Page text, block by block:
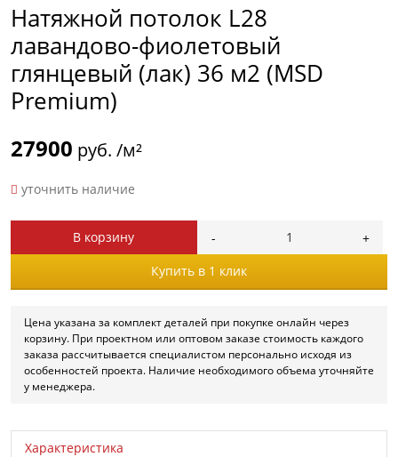
Натяжной потолок L28
лавандово-фиолетовый
глянцевый (лак) 36 м2 (MSD
Premium)
27900 руб. /м²
уточнить наличие
В корзину
Купить в 1 клик
Цена указана за комплект деталей при покупке онлайн через
корзину. При проектном или оптовом заказе стоимость каждого
заказа рассчитывается специалистом персонально исходя из
особенностей проекта. Наличие необходимого объема уточняйте
у менеджера.
Характеристика